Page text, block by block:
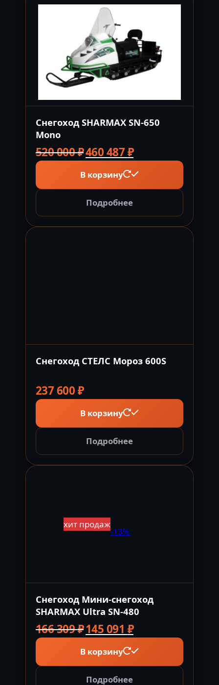
Снегоход SHARMAX SN-650
Mono
520 000₽ Первоначальная
цена
составляла
520
000 ₽.
460 487₽Текущая
цена:
460
487 ₽.
В корзину
Подробнее
Снегоход СТЕЛС Мороз 600S
237 600₽
В корзину
Подробнее
хит продаж
-13%
Снегоход Мини-снегоход
SHARMAX Ultra SN-480
166 309₽ Первоначальная
цена
составляла
166
309 ₽.
145 091 ₽Текущая
цена:
145
091 ₽.
В корзину
Подробнее